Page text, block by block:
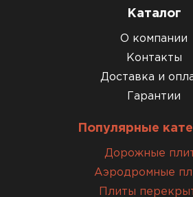
Каталог
О компании
Контакты
Доставка и
Гарантии
Популярные
Дорожные
Аэродромные
Плиты